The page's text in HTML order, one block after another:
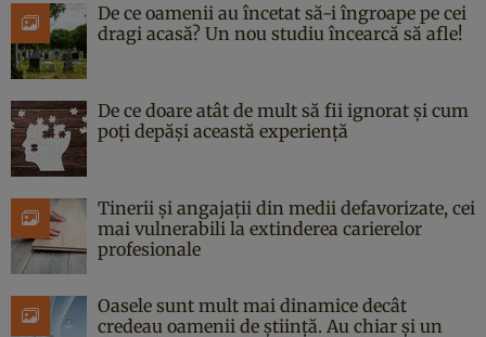
De ce oamenii au încetat să-i îngroape pe cei
dragi acasă? Un nou studiu încearcă să afle!
De ce doare atât de mult să fii ignorat și cum
poți depăși această experiență
Tinerii și angajații din medii defavorizate, cei
mai vulnerabili la extinderea carierelor
profesionale
Oasele sunt mult mai dinamice decât
credeau oamenii de știință. Au chiar și un